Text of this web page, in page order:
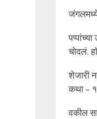
चोदलं.
शेजारी
कथा – १
वकील